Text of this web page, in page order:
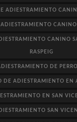
ADIESTRAMIENTO
CANINO
RASPEIG
DE
DE ADIESTRAMIENTO EN
EN SAN
SAN